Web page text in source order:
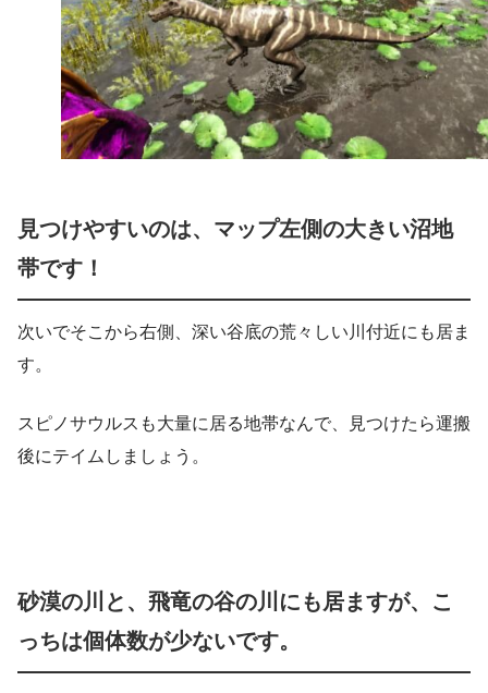
見つけやすいのは、マップ左側の大きい沼地
帯です！
次いでそこから右側、深い谷底の荒々しい川付近にも居ま
す。
スピノサウルスも大量に居る地帯なんで、見つけたら運搬
後にテイムしましょう。
砂漠の川と、飛竜の谷の川にも居ますが、こ
っちは個体数が少ないです。